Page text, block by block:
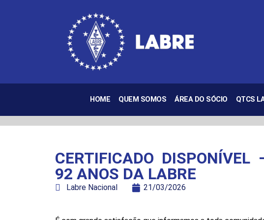
HOME QUEM SOMOS ÁREA DO SÓCIO QTCS
CERTIFICADO
92 ANOS DA LABRE
Labre Nacional 21/03/2026